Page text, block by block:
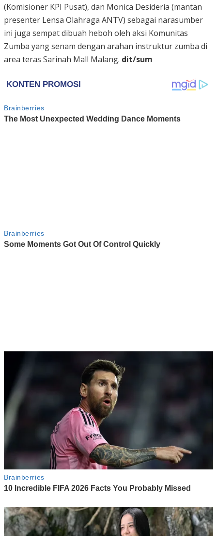
(Komisioner KPI Pusat), dan Monica Desideria (mantan
presenter Lensa Olahraga ANTV) sebagai narasumber
ini juga sempat dibuah heboh oleh aksi Komunitas
Zumba yang senam dengan arahan instruktur zumba di
area teras Sarinah Mall Malang. dit/sum